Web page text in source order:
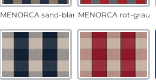
MENORCA sand-blau MENORCA rot-grau